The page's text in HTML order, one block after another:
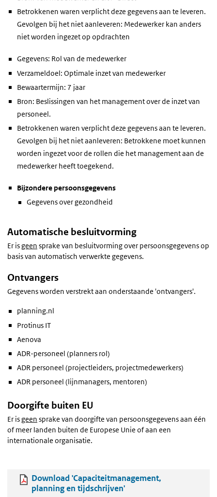
Betrokkenen waren verplicht deze gegevens aan te leveren.
Gevolgen bij het niet aanleveren: Medewerker kan anders
niet worden ingezet op opdrachten
Gegevens: Rol van de medewerker
Verzameldoel: Optimale inzet van medewerker
Bewaartermijn: 7 jaar
Bron: Beslissingen van het management over de inzet van
personeel.
Betrokkenen waren verplicht deze gegevens aan te leveren.
Gevolgen bij het niet aanleveren: Betrokkene moet kunnen
worden ingezet voor de rollen die het management aan de
medewerker heeft toegekend.
Bijzondere persoonsgegevens
Gegevens over gezondheid
Automatische besluitvorming
Er isgeen sprake van besluitvorming over persoonsgegevens op
basis van automatisch verwerkte gegevens.
Ontvangers
Gegevens worden verstrekt aan onderstaande 'ontvangers'.
planning.nl
Protinus IT
Aenova
ADR-personeel (planners rol)
ADR personeel (projectleiders, projectmedewerkers)
ADR personeel (lijnmanagers, mentoren)
Doorgifte buiten EU
Er isgeen sprake van doorgifte van persoonsgegevens aan één
of meer landen buiten de Europese Unie of aan een
internationale organisatie.
Download 'Capaciteitmanagement,
planning en tijdschrijven'